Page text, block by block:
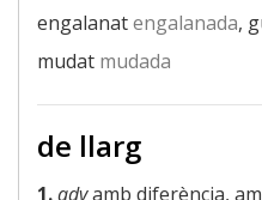
engalanatengalanada,
mudat mudada
de llarg
1.advamb diferència,